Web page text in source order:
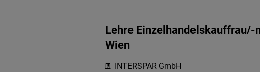
Lehre Einzelhandelskauffrau/-
Wien
INTERSPAR GmbH